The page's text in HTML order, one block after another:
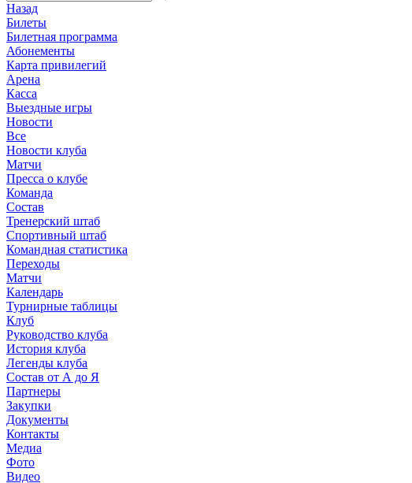
Назад
Билеты
Билетная программа
Абонементы
Карта привилегий
Арена
Касса
Выездные игры
Новости
Все
Новости клуба
Матчи
Пресса о клубе
Команда
Состав
Тренерский штаб
Спортивный штаб
Командная статистика
Переходы
Матчи
Календарь
Турнирные таблицы
Клуб
Руководство клуба
История клуба
Легенды клуба
Состав от А до Я
Партнеры
Закупки
Документы
Контакты
Медиа
Фото
Видео